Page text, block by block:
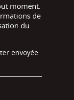
moment.
de
du
envoyée